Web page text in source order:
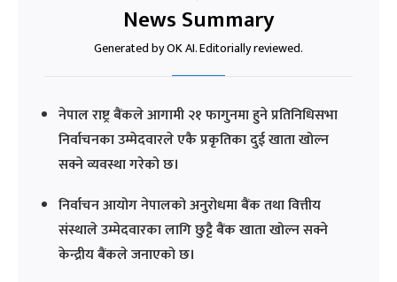
News Summary
Generated by OK AI. Editorially reviewed.
नेपाल राष्ट्र बैंकले आगामी २१ फागुनमा हुने प्रतिनिधिसभा
निर्वाचनका उम्मेदवारले एकै प्रकृतिका दुई खाता खोल्न
सक्ने व्यवस्था गरेको छ।
निर्वाचन आयोग नेपालको अनुरोधमा बैंक तथा वित्तीय
संस्थाले उम्मेदवारका लागि छुट्टै बैंक खाता खोल्न सक्ने
केन्द्रीय बैंकले जनाएको छ।